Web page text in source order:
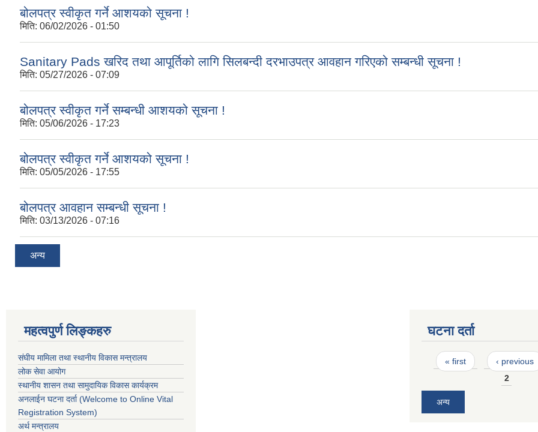
बोलपत्र स्वीकृत गर्ने आशयको सूचना !
मिति: 06/02/2026 - 01:50
Sanitary Pads खरिद तथा आपूर्तिको लागि सिलबन्दी दरभाउपत्र आवहान गरिएको सम्बन्धी सूचना !
मिति: 05/27/2026 - 07:09
बोलपत्र स्वीकृत गर्ने सम्बन्धी आशयको सूचना !
मिति: 05/06/2026 - 17:23
बोलपत्र स्वीकृत गर्ने आशयको सूचना !
मिति: 05/05/2026 - 17:55
बोलपत्र आवहान सम्बन्धी सूचना !
मिति: 03/13/2026 - 07:16
अन्य
महत्वपुर्ण लिङ्कहरु
संघीय मामिला तथा स्थानीय विकास मन्त्रालय
लोक सेवा आयोग
स्थानीय शासन तथा सामुदायिक विकास कार्यक्रम
अनलाईन घटना दर्ता (Welcome to Online Vital
Registration System)
अर्थ मन्त्रालय
घटना दर्ता
Pages
« first
‹ previous
2
अन्य